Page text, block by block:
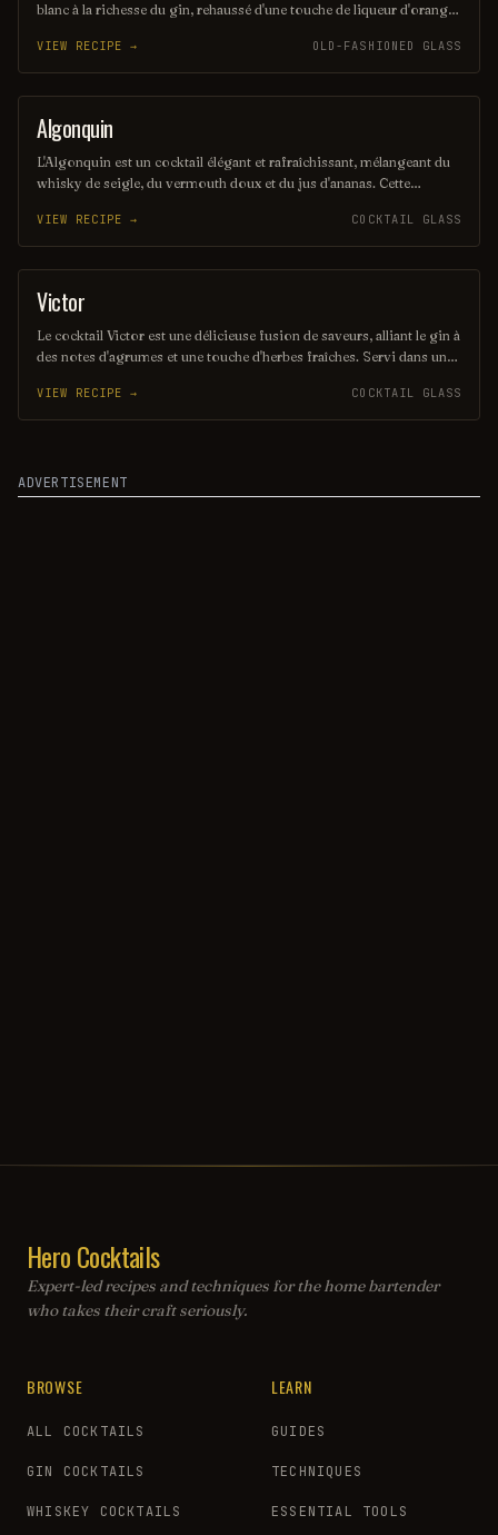
blanc à la richesse du gin, rehaussé d'une touche de liqueur d'orange.
délicate et aromatique, parfaite pour les amateurs de cocktails
sophistiqués. Sa présentation soignée en fait également un choix
idéal pour les occasions spéciales.
VIEW RECIPE → OLD-FASHIONED GLASS
ORDINARY DRINK
Algonquin
L'Algonquin est un cocktail élégant et rafraîchissant, mélangeant du
whisky de seigle, du vermouth doux et du jus d'ananas. Cette
parfait entre les saveurs douces et épicées, idéale pour les amateurs
de cocktails classiques. Sa couleur dorée et son goût distinctif en
font un choix sophistiqué pour toute occasion.
VIEW RECIPE → COCKTAIL GLASS
ORDINARY DRINK
Victor
Le cocktail Victor est une délicieuse fusion de saveurs, alliant le gin à
des notes d'agrumes et une touche d'herbes fraîches. Servi dans un
parfaite pour les soirées estivales. Sa présentation soignée et son
goût équilibré en font un incontournable des bars à cocktails.
VIEW RECIPE → COCKTAIL GLASS
ADVERTISEMENT
Hero Cocktails
Expert-led recipes and techniques for the home bartender
who takes their craft seriously.
BROWSE
ALL COCKTAILS
GIN COCKTAILS
WHISKEY COCKTAILS
LEARN
GUIDES
TECHNIQUES
ESSENTIAL TOOLS